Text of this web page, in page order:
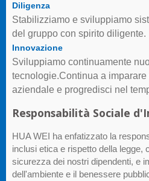
Diligenza
Stabilizziamo e sviluppiamo
del gruppo con spirito diligente.
Innovazione
Sviluppiamo continuamente
tecnologie.Continua a
aziendale e progredisci nel
Responsabilità Sociale
HUA WEI ha enfatizzato la
inclusi etica e rispetto della legge,
sicurezza dei nostri dipendenti, e
dell'ambiente e il benessere